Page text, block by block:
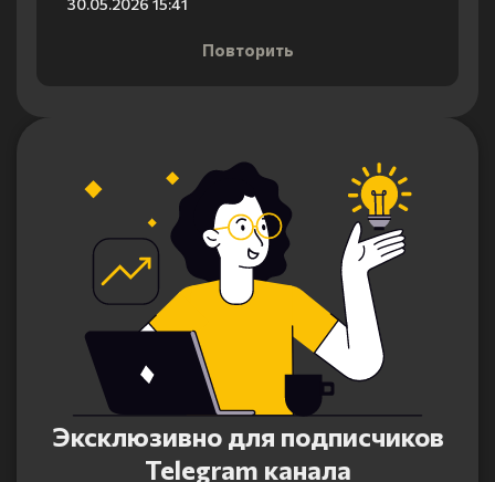
30.05.2026 15:41
Повторить
Эксклюзивно для подписчиков
Telegram канала